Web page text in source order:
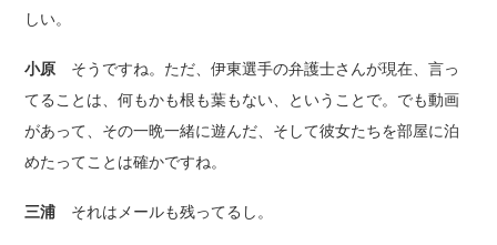
しい。
小原 そうですね。ただ、伊東選手の弁護士さんが現在、言っ
てることは、何もかも根も葉もない、ということで。でも動画
があって、その一晩一緒に遊んだ、そして彼女たちを部屋に泊
めたってことは確かですね。
三浦 それはメールも残ってるし。